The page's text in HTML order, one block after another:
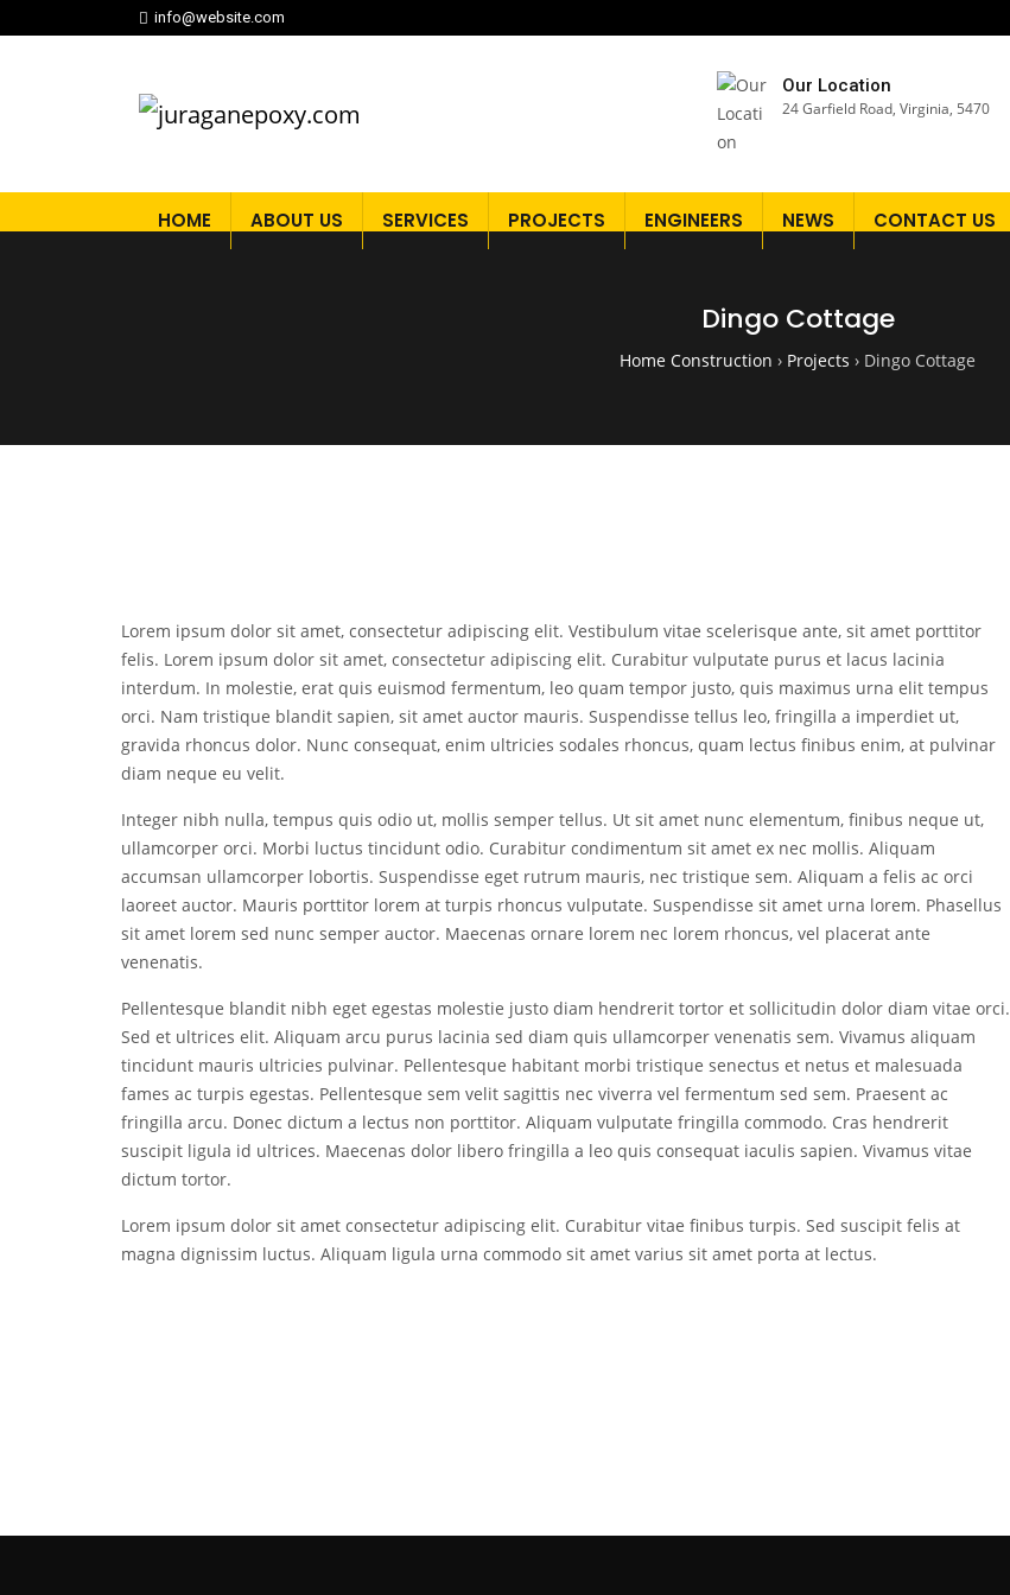
info@website.com
Our Location
24 Garfield Road, Virginia, 5470
HOME ABOUT US SERVICES PROJECTS ENGINEERS NEWS CONTACT US
Dingo Cottage
Home Construction › Projects › Dingo Cottage
Lorem ipsum dolor sit amet, consectetur adipiscing elit. Vestibulum vitae scelerisque ante, sit amet porttitor
felis. Lorem ipsum dolor sit amet, consectetur adipiscing elit. Curabitur vulputate purus et lacus lacinia
interdum. In molestie, erat quis euismod fermentum, leo quam tempor justo, quis maximus urna elit tempus
orci. Nam tristique blandit sapien, sit amet auctor mauris. Suspendisse tellus leo, fringilla a imperdiet ut,
gravida rhoncus dolor. Nunc consequat, enim ultricies sodales rhoncus, quam lectus finibus enim, at pulvinar
diam neque eu velit.
Integer nibh nulla, tempus quis odio ut, mollis semper tellus. Ut sit amet nunc elementum, finibus neque ut,
ullamcorper orci. Morbi luctus tincidunt odio. Curabitur condimentum sit amet ex nec mollis. Aliquam
accumsan ullamcorper lobortis. Suspendisse eget rutrum mauris, nec tristique sem. Aliquam a felis ac orci
laoreet auctor. Mauris porttitor lorem at turpis rhoncus vulputate. Suspendisse sit amet urna lorem. Phasellus
sit amet lorem sed nunc semper auctor. Maecenas ornare lorem nec lorem rhoncus, vel placerat ante
venenatis.
Pellentesque blandit nibh eget egestas molestie justo diam hendrerit tortor et sollicitudin dolor diam vitae orci.
Sed et ultrices elit. Aliquam arcu purus lacinia sed diam quis ullamcorper venenatis sem. Vivamus aliquam
tincidunt mauris ultricies pulvinar. Pellentesque habitant morbi tristique senectus et netus et malesuada
fames ac turpis egestas. Pellentesque sem velit sagittis nec viverra vel fermentum sed sem. Praesent ac
fringilla arcu. Donec dictum a lectus non porttitor. Aliquam vulputate fringilla commodo. Cras hendrerit
suscipit ligula id ultrices. Maecenas dolor libero fringilla a leo quis consequat iaculis sapien. Vivamus vitae
dictum tortor.
Lorem ipsum dolor sit amet consectetur adipiscing elit. Curabitur vitae finibus turpis. Sed suscipit felis at
magna dignissim luctus. Aliquam ligula urna commodo sit amet varius sit amet porta at lectus.